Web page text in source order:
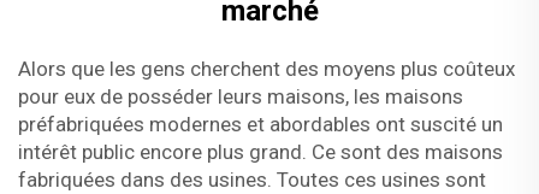
marché
Alors que les gens cherchent des moyens plus coûteux
pour eux de posséder leurs maisons, les maisons
préfabriquées modernes et abordables ont suscité un
intérêt public encore plus grand. Ce sont des maisons
fabriquées dans des usines. Toutes ces usines sont